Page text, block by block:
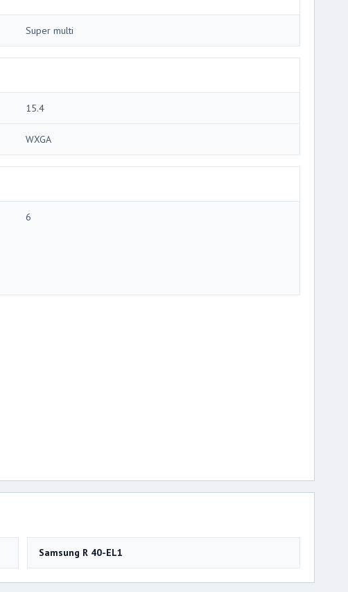
Super multi
15.4
WXGA
6
Samsung R 40-EL1